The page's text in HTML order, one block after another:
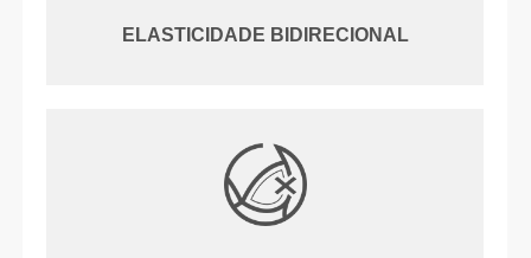
ELASTICIDADE BIDIRECIONAL